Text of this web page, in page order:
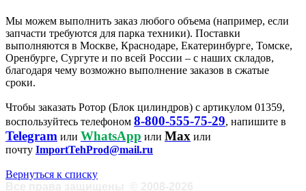
Мы можем выполнить заказ любого объема (например, если
запчасти требуются для парка техники). Поставки
выполняются в Москве, Краснодаре, Екатеринбурге, Томске,
Оренбурге, Сургуте и по всей России – с наших складов,
благодаря чему возможно выполнение заказов в сжатые
сроки.
Чтобы заказать Ротор (Блок цилиндров) с артикулом 01359,
воспользуйтесь телефоном 8-800-555-75-29, напишите в
Telegram или WhatsApp или Max или
почту ImportTehProd@mail.ru
Вернуться к списку